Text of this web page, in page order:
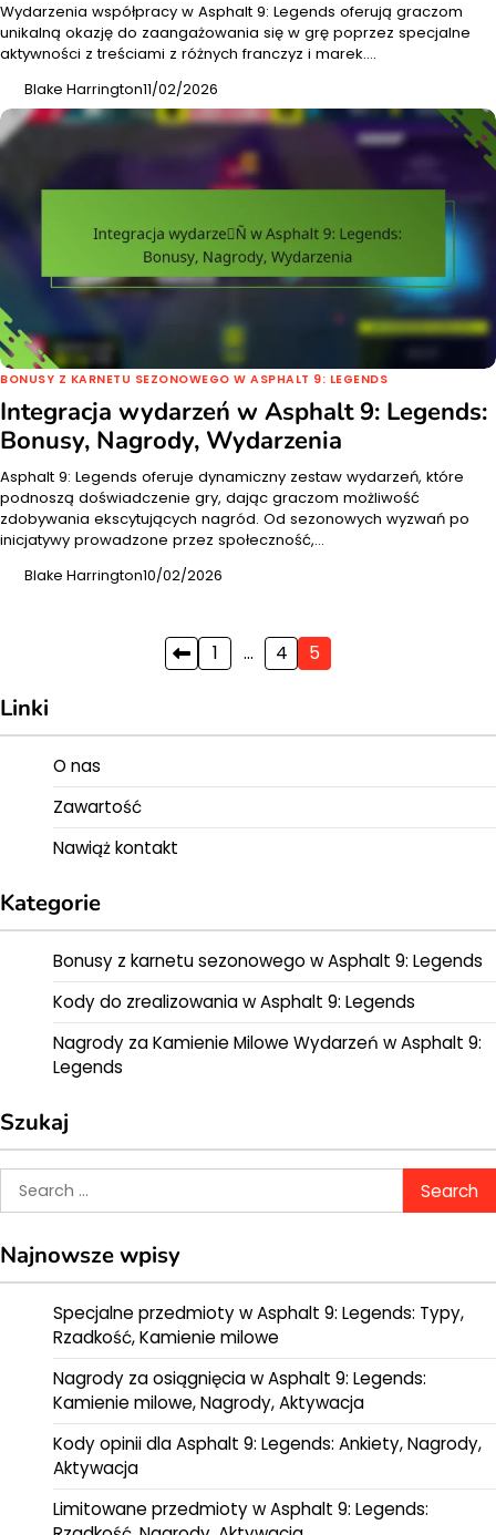
Wydarzenia współpracy w Asphalt 9: Legends oferują graczom
unikalną okazję do zaangażowania się w grę poprzez specjalne
aktywności z treściami z różnych franczyz i marek.…
Blake Harrington11/02/2026
BONUSY Z KARNETU SEZONOWEGO W ASPHALT 9: LEGENDS
Integracja wydarzeń w Asphalt 9: Legends:
Bonusy, Nagrody, Wydarzenia
Asphalt 9: Legends oferuje dynamiczny zestaw wydarzeń, które
podnoszą doświadczenie gry, dając graczom możliwość
zdobywania ekscytujących nagród. Od sezonowych wyzwań po
inicjatywy prowadzone przez społeczność,…
Blake Harrington10/02/2026
pagination
1 … 4 5
Linki
O nas
Zawartość
Nawiąż kontakt
Kategorie
Bonusy z karnetu sezonowego w Asphalt 9: Legends
Kody do zrealizowania w Asphalt 9: Legends
Nagrody za Kamienie Milowe Wydarzeń w Asphalt 9:
Legends
Szukaj
Search
for:
Najnowsze wpisy
Specjalne przedmioty w Asphalt 9: Legends: Typy,
Rzadkość, Kamienie milowe
Nagrody za osiągnięcia w Asphalt 9: Legends:
Kamienie milowe, Nagrody, Aktywacja
Kody opinii dla Asphalt 9: Legends: Ankiety, Nagrody,
Aktywacja
Limitowane przedmioty w Asphalt 9: Legends: